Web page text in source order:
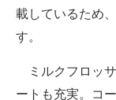
載しているため
す。
ミルクフロッ
ートも充実。コ